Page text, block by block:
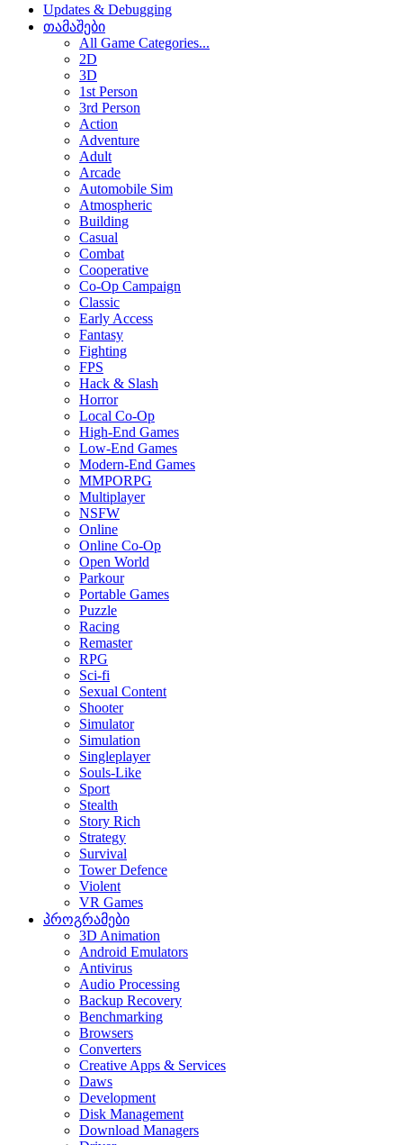
Updates & Debugging
თამაშები
All Game Categories...
2D
3D
1st Person
3rd Person
Action
Adventure
Adult
Arcade
Automobile Sim
Atmospheric
Building
Casual
Combat
Cooperative
Co-Op Campaign
Classic
Early Access
Fantasy
Fighting
FPS
Hack & Slash
Horror
Local Co-Op
High-End Games
Low-End Games
Modern-End Games
MMPORPG
Multiplayer
NSFW
Online
Online Co-Op
Open World
Parkour
Portable Games
Puzzle
Racing
Remaster
RPG
Sci-fi
Sexual Content
Shooter
Simulator
Simulation
Singleplayer
Souls-Like
Sport
Stealth
Story Rich
Strategy
Survival
Tower Defence
Violent
VR Games
პროგრამები
3D Animation
Android Emulators
Antivirus
Audio Processing
Backup Recovery
Benchmarking
Browsers
Converters
Creative Apps & Services
Daws
Development
Disk Management
Download Managers